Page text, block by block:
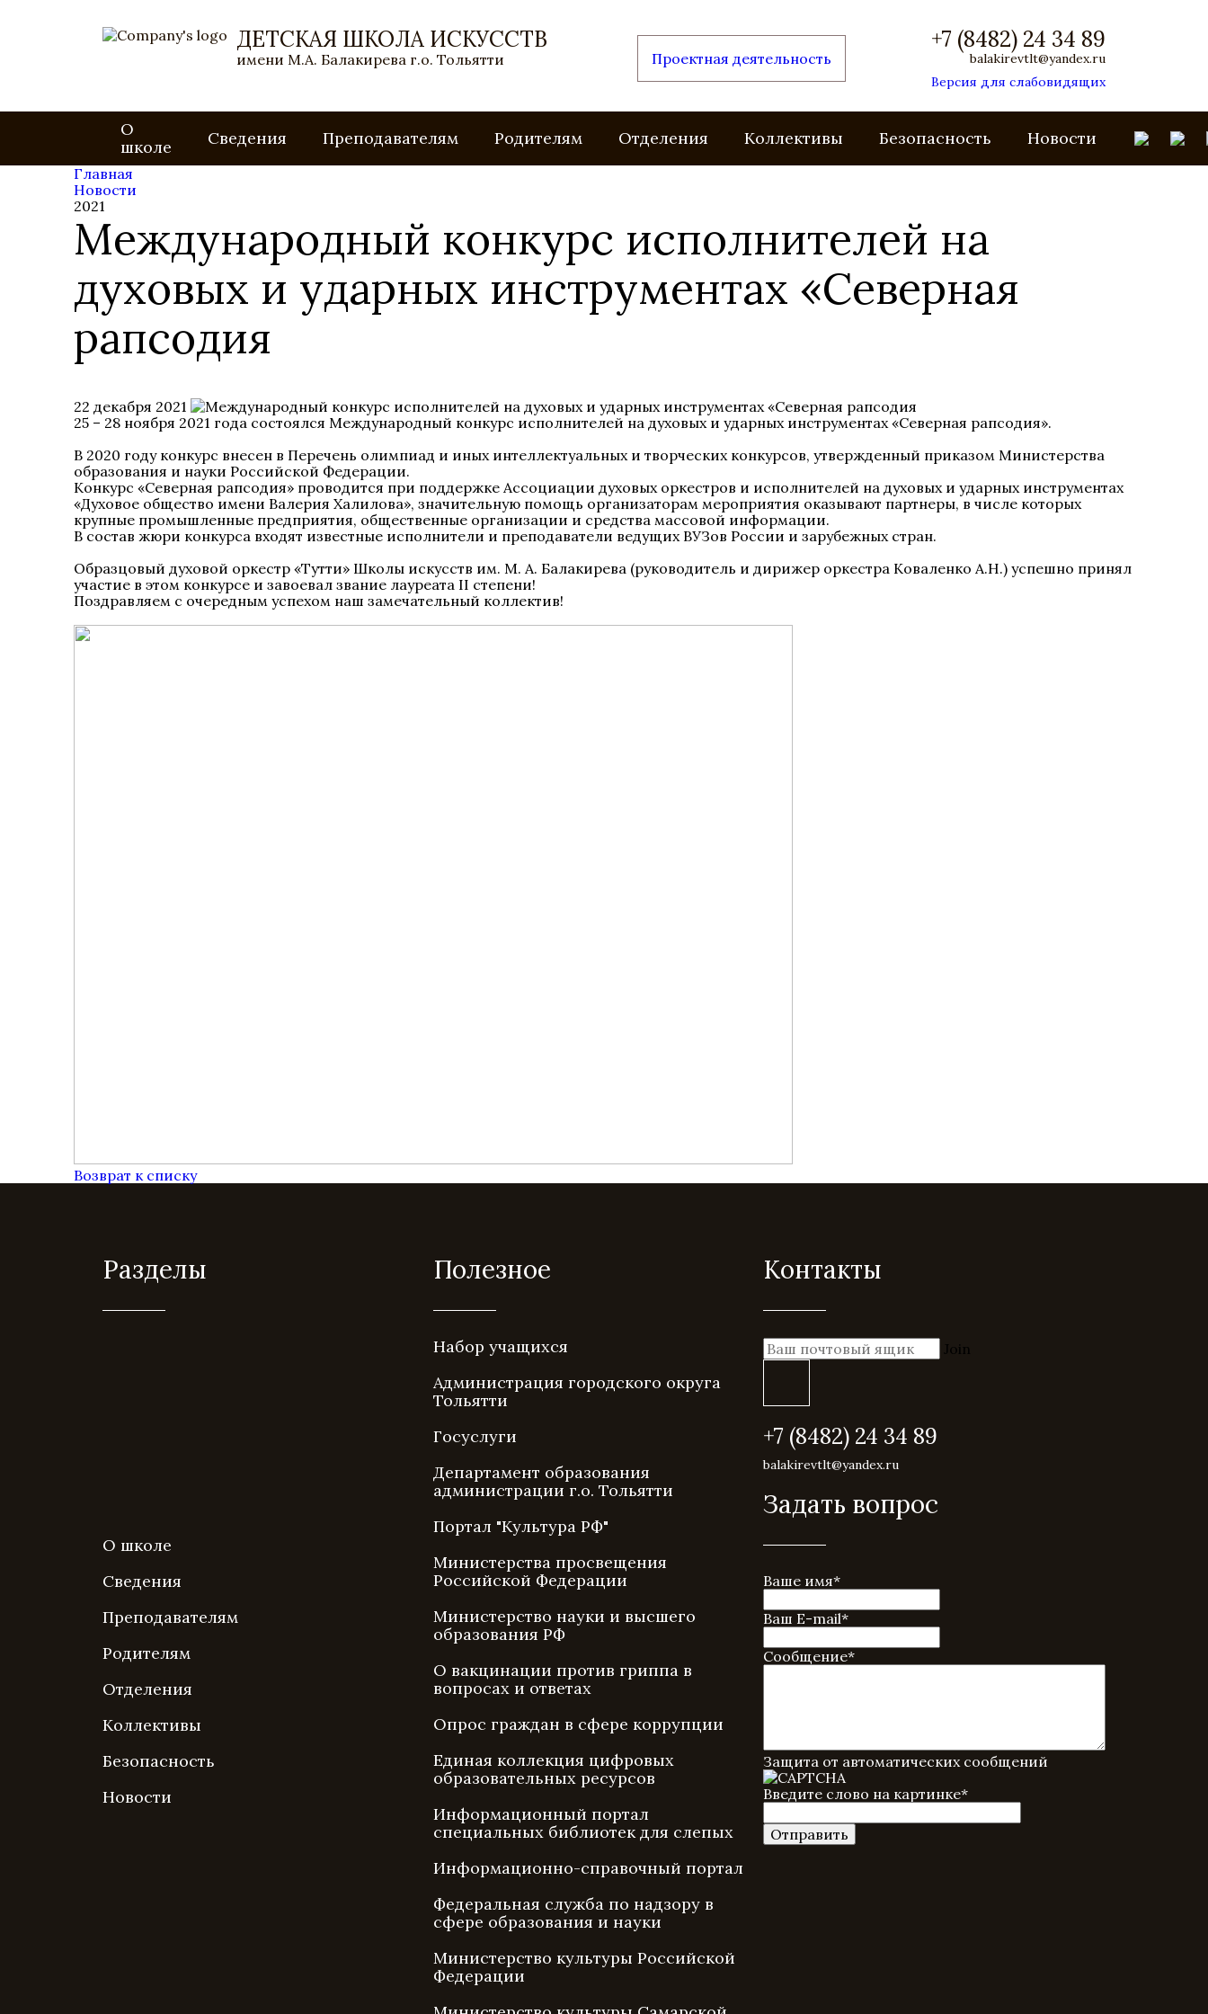
ДЕТСКАЯ ШКОЛА ИСКУССТВ
имени М.А. Балакирева г.о. Тольятти Проектная деятельность
+7 (8482) 24 34 89
balakirevtlt@yandex.ru
Версия для слабовидящих
О
школе
Сведения Преподавателям Родителям Отделения Коллективы Безопасность Новости
Главная
Новости
2021
Международный конкурс исполнителей на
духовых и ударных инструментах «Северная
рапсодия
22 декабря 2021
25 – 28 ноября 2021 года состоялся Международный конкурс исполнителей на духовых и ударных инструментах «Северная рапсодия».
В 2020 году конкурс внесен в Перечень олимпиад и иных интеллектуальных и творческих конкурсов, утвержденный приказом Министерства
образования и науки Российской Федерации.
Конкурс «Северная рапсодия» проводится при поддержке Ассоциации духовых оркестров и исполнителей на духовых и ударных инструментах
«Духовое общество имени Валерия Халилова», значительную помощь организаторам мероприятия оказывают партнеры, в числе которых
крупные промышленные предприятия, общественные организации и средства массовой информации.
В состав жюри конкурса входят известные исполнители и преподаватели ведущих ВУЗов России и зарубежных стран.
Образцовый духовой оркестр «Тутти» Школы искусств им. М. А. Балакирева (руководитель и дирижер оркестра Коваленко А.Н.) успешно принял
участие в этом конкурсе и завоевал звание лауреата II степени!
Поздравляем с очередным успехом наш замечательный коллектив!
Возврат к списку
Разделы
О школе
Сведения
Преподавателям
Родителям
Отделения
Коллективы
Безопасность
Новости
Полезное
Набор учащихся
Администрация городского округа
Тольятти
Госуслуги
Департамент образования
администрации г.о. Тольятти
Портал "Культура РФ"
Министерства просвещения
Российской Федерации
Министерство науки и высшего
образования РФ
О вакцинации против гриппа в
вопросах и ответах
Опрос граждан в сфере коррупции
Единая коллекция цифровых
образовательных ресурсов
Информационный портал
специальных библиотек для слепых
Информационно-справочный портал
Федеральная служба по надзору в
сфере образования и науки
Министерство культуры Российской
Федерации
Контакты
Join
+7 (8482) 24 34 89
balakirevtlt@yandex.ru
Задать вопрос
Ваше имя*
Ваш E-mail*
Сообщение*
Защита от автоматических сообщений
Введите слово на картинке*